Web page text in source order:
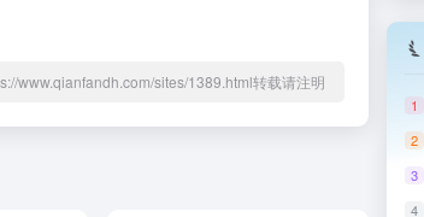
www.qianfandh.com/sites/1389.html转载请注明
1
2
3
4